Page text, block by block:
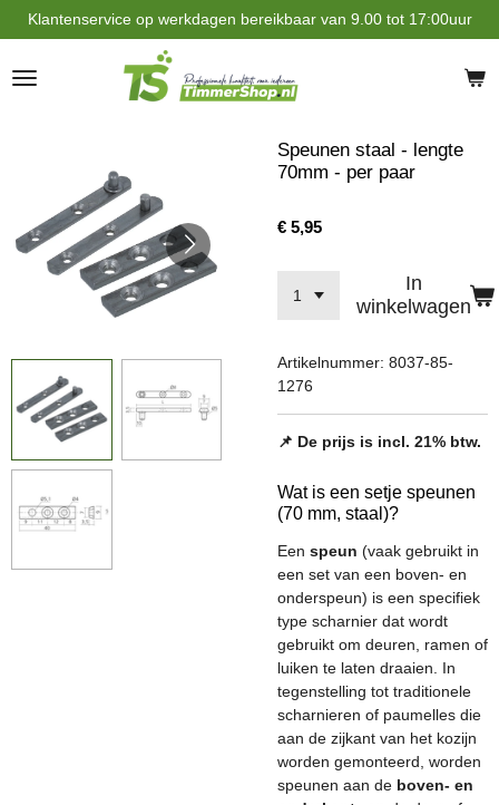
Ga
direct
naar
de
Klantenservice op werkdagen bereikbaar van 9.00 tot 17:00uur
Speunen staal - lengte
70mm - per paar
€ 5,95
In
winkelwagen
Artikelnummer: 8037-85-
1276
📌 De prijs is incl. 21% btw.
Wat is een setje speunen
(70 mm, staal)?
Een speun (vaak gebruikt in
een set van een boven- en
onderspeun) is een specifiek
type scharnier dat wordt
gebruikt om deuren, ramen of
luiken te laten draaien. In
tegenstelling tot traditionele
scharnieren of paumelles die
aan de zijkant van het kozijn
worden gemonteerd, worden
speunen aan de boven- en